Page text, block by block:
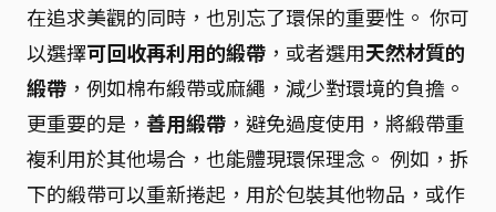
在追求美觀的同時，也別忘了環保的重要性。 你可
以選擇可回收再利用的緞帶 ，或者選用天然材質的
緞帶 ，例如棉布緞帶或麻繩，減少對環境的負擔。
更重要的是， 善用緞帶 ，避免過度使用，將緞帶重
複利用於其他場合，也能體現環保理念。 例如，拆
下的緞帶可以重新捲起，用於包裝其他物品，或作